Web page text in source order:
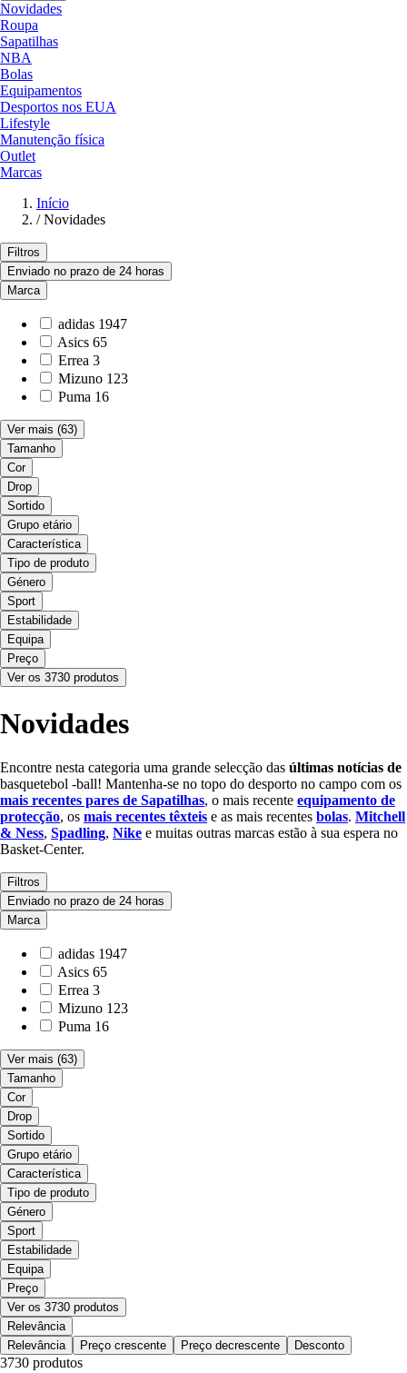
Novidades
Roupa
Sapatilhas
NBA
Bolas
Equipamentos
Desportos nos EUA
Lifestyle
Manutenção física
Outlet
Marcas
Início
/ Novidades
Filtros
Enviado no prazo de 24 horas
Marca
adidas 1947
Asics 65
Errea 3
Mizuno 123
Puma 16
Ver mais (63)
Tamanho
Cor
Drop
Sortido
Grupo etário
Característica
Tipo de produto
Género
Sport
Estabilidade
Equipa
Preço
Ver os 3730 produtos
Novidades
Encontre nesta categoria uma grande selecção das últimas notícias de
basquetebol -ball! Mantenha-se no topo do desporto no campo com os
mais recentes pares de Sapatilhas, o mais recente equipamento de
protecção, os mais recentes têxteis e as mais recentes bolas. Mitchell
& Ness, Spadling, Nike e muitas outras marcas estão à sua espera no
Basket-Center.
Filtros
Enviado no prazo de 24 horas
Marca
adidas 1947
Asics 65
Errea 3
Mizuno 123
Puma 16
Ver mais (63)
Tamanho
Cor
Drop
Sortido
Grupo etário
Característica
Tipo de produto
Género
Sport
Estabilidade
Equipa
Preço
Ver os 3730 produtos
Relevância
Relevância
Preço crescente Preço decrescente Desconto
3730 produtos